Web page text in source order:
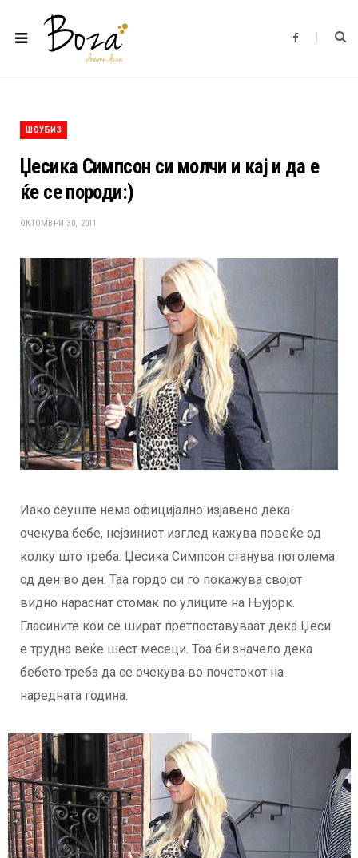
F
b
ШОУБИЗ
Џесика Симпсон си молчи и кај и да е
ќе се породи:)
ОКТОМВРИ 30, 2011
Иако сеуште нема официјално изјавено дека
очекува бебе, нејзиниот изглед кажува повеќе од
колку што треба. Џесика Симпсон станува поголема
од ден во ден. Таа гордо си го покажува својот
видно нараснат стомак по улиците на Њујорк.
Гласините кои се шират претпоставуваат дека Џеси
е трудна веќе шест месеци. Тоа би значело дека
бебето треба да се очекува во почетокот на
наредната година.